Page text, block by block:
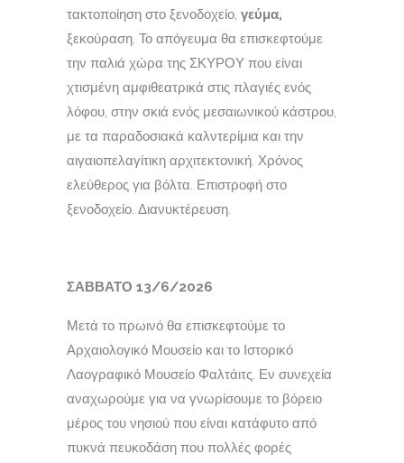
τακτοποίηση στο ξενοδοχείο, γεύμα,
ξεκούραση. Το απόγευμα θα επισκεφτούμε
την παλιά χώρα της ΣΚΥΡΟΥ που είναι
χτισμένη αμφιθεατρικά στις πλαγιές ενός
λόφου, στην σκιά ενός μεσαιωνικού κάστρου,
με τα παραδοσιακά καλντερίμια και την
αιγαιοπελαγίτικη αρχιτεκτονική. Χρόνος
ελεύθερος για βόλτα. Επιστροφή στο
ξενοδοχείο. Διανυκτέρευση.
ΣΑΒΒΑΤΟ 13/6/2026
Μετά το πρωινό θα επισκεφτούμε το
Αρχαιολογικό Μουσείο και το Ιστορικό
Λαογραφικό Μουσείο Φαλτάιτς. Εν συνεχεία
αναχωρούμε για να γνωρίσουμε το βόρειο
μέρος του νησιού που είναι κατάφυτο από
πυκνά πευκοδάση που πολλές φορές